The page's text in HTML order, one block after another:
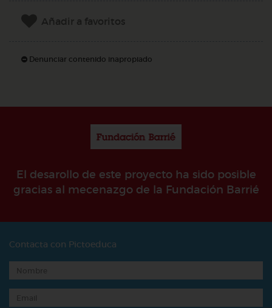
Añadir a favoritos
Denunciar contenido inapropiado
El desarollo de este proyecto ha sido posible
gracias al mecenazgo de la Fundación Barrié
Contacta con Pictoeduca